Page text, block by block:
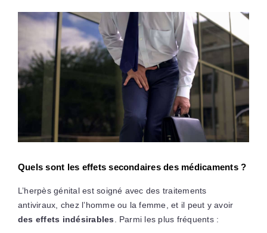
Quels sont les effets secondaires des médicaments ?
L’herpès génital est soigné avec des traitements
antiviraux, chez l’homme ou la femme, et il peut y avoir
des effets indésirables . Parmi les plus fréquents :